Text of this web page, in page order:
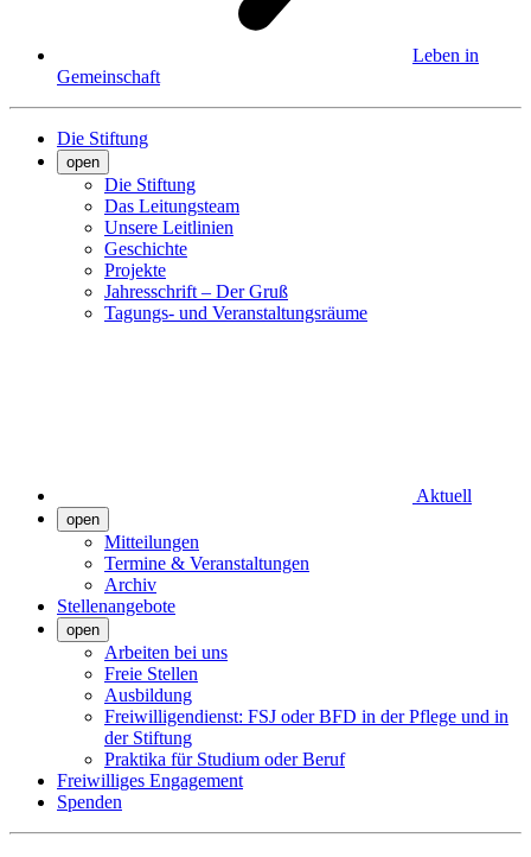
Leben in
Gemeinschaft
Die Stiftung
open
Die Stiftung
Das Leitungsteam
Unsere Leitlinien
Geschichte
Projekte
Jahresschrift – Der Gruß
Tagungs- und Veranstaltungsräume
Aktuell
open
Mitteilungen
Termine & Veranstaltungen
Archiv
Stellenangebote
open
Arbeiten bei uns
Freie Stellen
Ausbildung
Freiwilligendienst: FSJ oder BFD in der Pflege und in
der Stiftung
Praktika für Studium oder Beruf
Freiwilliges Engagement
Spenden